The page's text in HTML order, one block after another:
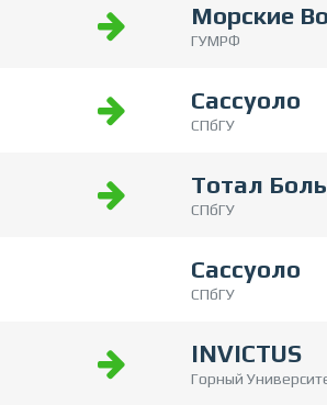
Морские
ГУМРФ
Сассуоло
СПбГУ
Тотал
СПбГУ
Сассуоло
СПбГУ
INVICTUS
Горный